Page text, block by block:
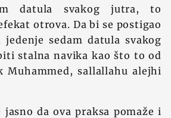
datula svakog jutra, to
otrova. Da bi se postigao
sedam datula svakog
stalna navika kao što to od
Muhammed, sallallahu alejhi
da ova praksa pomaže i